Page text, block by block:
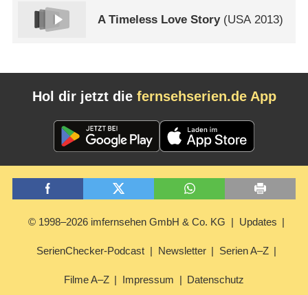
A Timeless Love Story(USA 2013)
Hol dir jetzt die fernsehserien.de App
© 1998–2026 imfernsehen GmbH & Co. KG Updates
SerienChecker-Podcast Newsletter Serien A–Z
Filme A–Z Impressum Datenschutz